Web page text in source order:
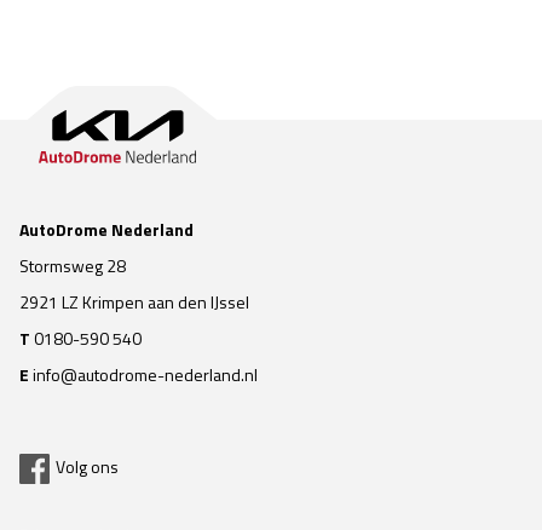
AutoDrome Nederland
Stormsweg 28
2921 LZ Krimpen aan den IJssel
T0180-590 540
Einfo@autodrome-nederland.nl
Volg ons